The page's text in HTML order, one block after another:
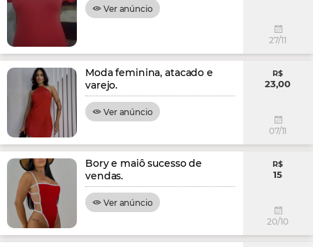
Ver anúncio
27/11
Moda feminina, atacado e
varejo.
Ver anúncio
R$
23,00
07/11
Bory e maiô sucesso de
vendas.
Ver anúncio
R$
15
20/10